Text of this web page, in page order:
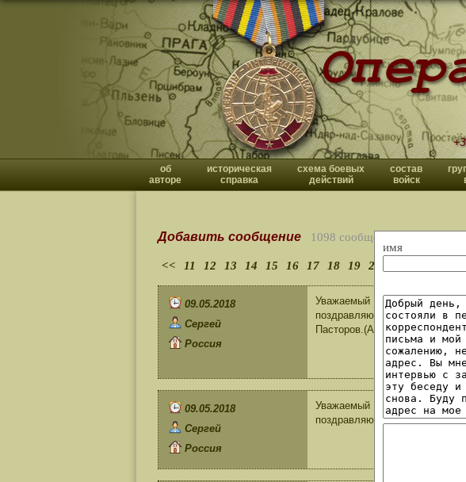
об
авторе
историческая
справка
схема боевых
действий
состав
войск
имя
Добавить сообщение 1098 сообщений
<< 11 12 13 14 15 16 17 18 19 20
09.05.2018
Сергей
Россия
Уважаемый Владислав
поздравляю с Днём Великой
Пасторов.(Архангельск)
09.05.2018
Сергей
Россия
Уважаемый Владислав
поздравляю с Днём Великой